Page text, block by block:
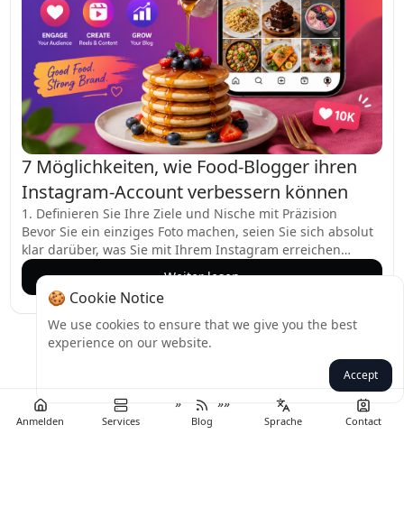
Anmelden Services Blog Sprache Contact
7 Möglichkeiten, wie Food-Blogger ihren
Instagram-Account verbessern können
1. Definieren Sie Ihre Ziele und Nische mit Präzision
Bevor Sie ein einziges Foto machen, seien Sie sich absolut
klar darüber, was Sie mit Ihrem Instagram erreichen
wollen. Streben Sie Markenkooperationen an, möchten Sie
Traffic auf Ihren Blog lenken oder eine loyale Community
aufbauen? Ihr langfristiges Ziel bestimmt jede
Entscheidung – von Ihrem Benutzernamen bis zu Ihrem
Content-Stil. Gehen Sie über „mehr Follower“ hinaus und
möchten. Wenn Sie beispielsweise davon träumen, mit
Marken für ökologische Küchenutensilien
zusammenzuarbeiten, gestalten Sie Ihre Ästhetik und
Bildunterschriften so, dass sie diese Zielgruppe von
Weiter lesen
» »»
🍪 Cookie Notice
We use cookies to ensure that we give you the best
experience on our website.
Accept